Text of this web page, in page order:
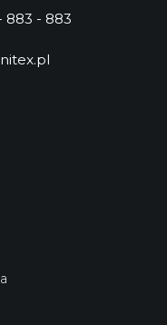
883 - 883